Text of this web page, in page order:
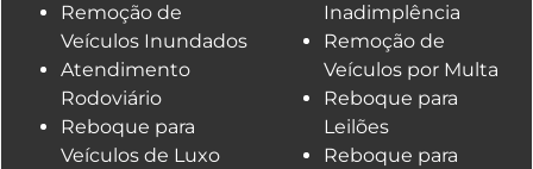
Remoção de
Veículos Inundados
Atendimento
Rodoviário
Reboque para
Veículos de Luxo
Inadimplência
Remoção de
Veículos por Multa
Reboque para
Leilões
Reboque para